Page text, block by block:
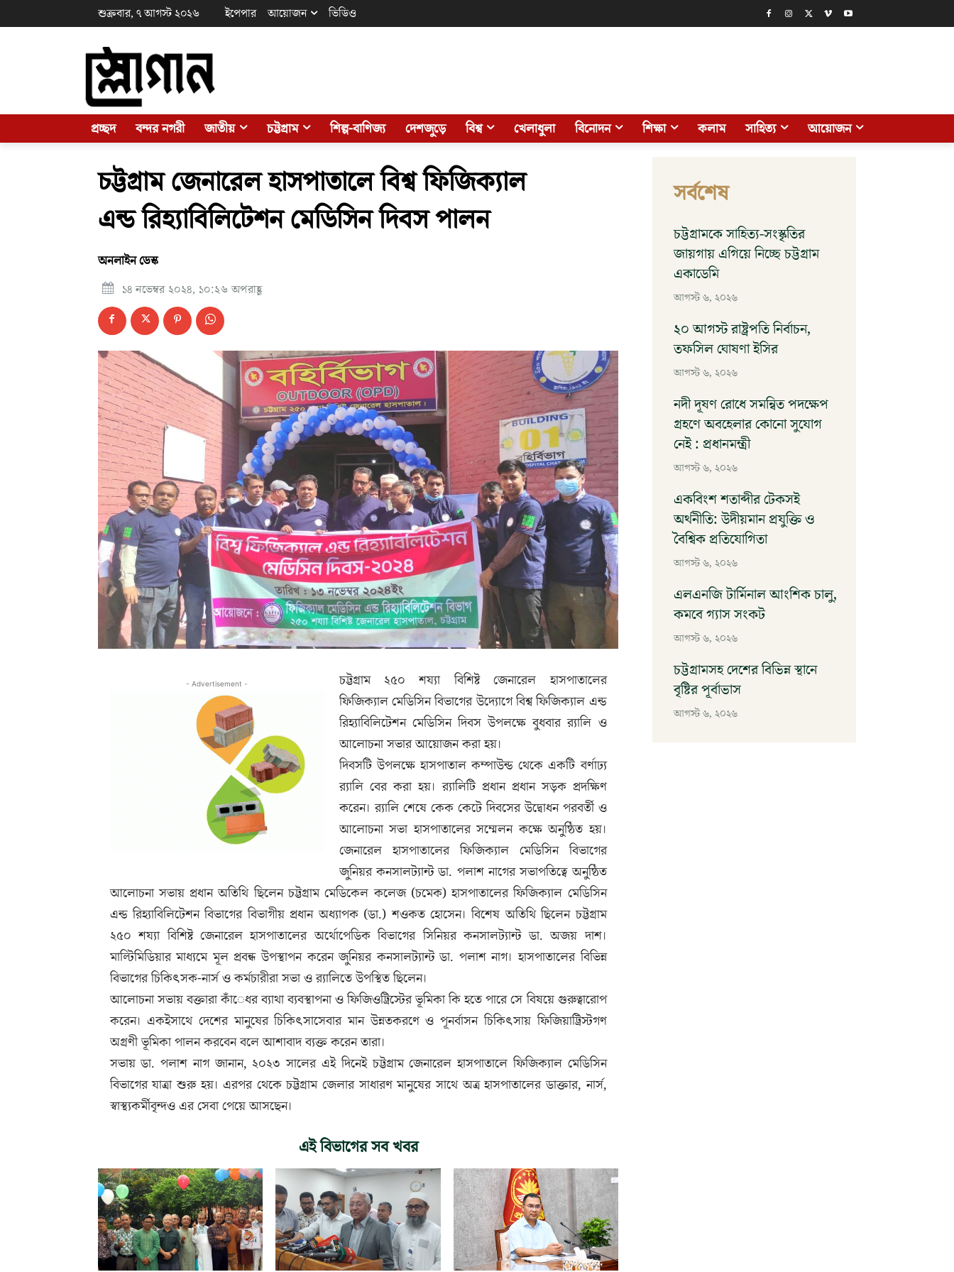
শুক্রবার, ৭ আগস্ট ২০২৬ ইপেপার আয়োজন ভিডিও
প্রচ্ছদ বন্দর নগরী জাতীয় চট্টগ্রাম শিল্প-বাণিজ্য দেশজুড়ে বিশ্ব খেলাধুলা বিনোদন শিক্ষা কলাম সাহিত্য আয়োজন
চট্টগ্রাম জেনারেল হাসপাতালে বিশ্ব ফিজিক্যাল
এন্ড রিহ্যাবিলিটেশন মেডিসিন দিবস পালন
অনলাইন ডেস্ক
১৪ নভেম্বর ২০২৪, ১০:২৬ অপরাহ্ণ
- Advertisement -
চট্টগ্রাম ২৫০ শয্যা বিশিষ্ট জেনারেল হাসপাতালের
ফিজিক্যাল মেডিসিন বিভাগের উদ্যোগে বিশ্ব ফিজিক্যাল এন্ড
রিহ্যাবিলিটেশন মেডিসিন দিবস উপলক্ষে বুধবার র‌্যালি ও
আলোচনা সভার আয়োজন করা হয়।
দিবসটি উপলক্ষে হাসপাতাল কম্পাউন্ড থেকে একটি বর্ণাঢ্য
র‌্যালি বের করা হয়। র‌্যালিটি প্রধান প্রধান সড়ক প্রদক্ষিণ
করেন। র‌্যালি শেষে কেক কেটে দিবসের উদ্বোধন পরবর্তী ও
আলোচনা সভা হাসপাতালের সম্মেলন কক্ষে অনুষ্ঠিত হয়।
জেনারেল হাসপাতালের ফিজিক্যাল মেডিসিন বিভাগের
জুনিয়র কনসালট্যান্ট ডা. পলাশ নাগের সভাপতিত্বে অনুষ্ঠিত
আলোচনা সভায় প্রধান অতিথি ছিলেন চট্টগ্রাম মেডিকেল কলেজ (চমেক) হাসপাতালের ফিজিক্যাল মেডিসিন
এন্ড রিহ্যাবিলিটেশন বিভাগের বিভাগীয় প্রধান অধ্যাপক (ডা.) শওকত হোসেন। বিশেষ অতিথি ছিলেন চট্টগ্রাম
২৫০ শয্যা বিশিষ্ট জেনারেল হাসপাতালের অর্থোপেডিক বিভাগের সিনিয়র কনসালট্যান্ট ডা. অজয় দাশ।
মাল্টিমিডিয়ার মাধ্যমে মূল প্রবন্ধ উপস্থাপন করেন জুনিয়র কনসালট্যান্ট ডা. পলাশ নাগ। হাসপাতালের বিভিন্ন
বিভাগের চিকিৎসক-নার্স ও কর্মচারীরা সভা ও র‌্যালিতে উপস্থিত ছিলেন।
আলোচনা সভায় বক্তারা কাঁেধর ব্যাথা ব্যবস্থাপনা ও ফিজিওট্রিস্টের ভূমিকা কি হতে পারে সে বিষয়ে গুরুত্বারোপ
করেন। একইসাথে দেশের মানুষের চিকিৎসাসেবার মান উন্নতকরণে ও পূনর্বাসন চিকিৎসায় ফিজিয়াট্রিস্টগণ
অগ্রণী ভূমিকা পালন করবেন বলে আশাবাদ ব্যক্ত করেন তারা।
সভায় ডা. পলাশ নাগ জানান, ২০২৩ সালের এই দিনেই চট্টগ্রাম জেনারেল হাসপাতালে ফিজিক্যাল মেডিসিন
বিভাগের যাত্রা শুরু হয়। এরপর থেকে চট্টগ্রাম জেলার সাধারণ মানুষের সাথে অত্র হাসপাতালের ডাক্তার, নার্স,
স্বাস্থ্যকর্মীবৃন্দও এর সেবা পেয়ে আসছেন।
এই বিভাগের সব খবর
সর্বশেষ
চট্টগ্রামকে সাহিত্য-সংস্কৃতির
জায়গায় এগিয়ে নিচ্ছে চট্টগ্রাম
একাডেমি
আগস্ট ৬, ২০২৬
২০ আগস্ট রাষ্ট্রপতি নির্বাচন,
তফসিল ঘোষণা ইসির
আগস্ট ৬, ২০২৬
নদী দূষণ রোধে সমন্বিত পদক্ষেপ
গ্রহণে অবহেলার কোনো সুযোগ
নেই : প্রধানমন্ত্রী
আগস্ট ৬, ২০২৬
একবিংশ শতাব্দীর টেকসই
অর্থনীতি: উদীয়মান প্রযুক্তি ও
বৈশ্বিক প্রতিযোগিতা
আগস্ট ৬, ২০২৬
এলএনজি টার্মিনাল আংশিক চালু,
কমবে গ্যাস সংকট
আগস্ট ৬, ২০২৬
চট্টগ্রামসহ দেশের বিভিন্ন স্থানে
বৃষ্টির পূর্বাভাস
আগস্ট ৬, ২০২৬